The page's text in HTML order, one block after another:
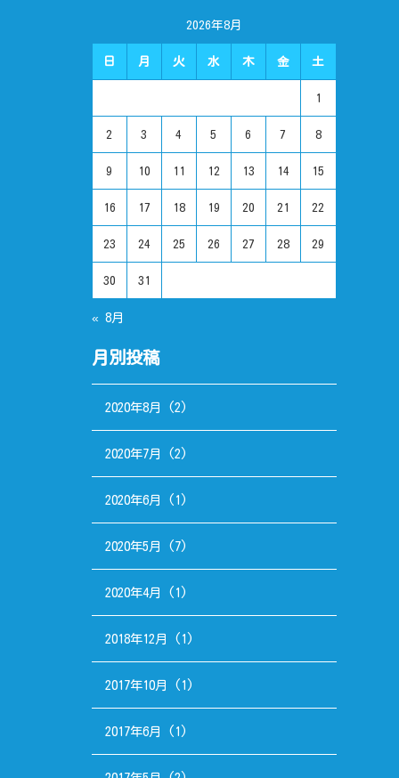
2026年8月
日 月 火 水 木 金 土
1
2 3 4 5 6 7 8
9 10 11 12 13 14 15
16 17 18 19 20 21 22
23 24 25 26 27 28 29
30 31
« 8月
月別投稿
2020年8月 (2)
2020年7月 (2)
2020年6月 (1)
2020年5月 (7)
2020年4月 (1)
2018年12月 (1)
2017年10月 (1)
2017年6月 (1)